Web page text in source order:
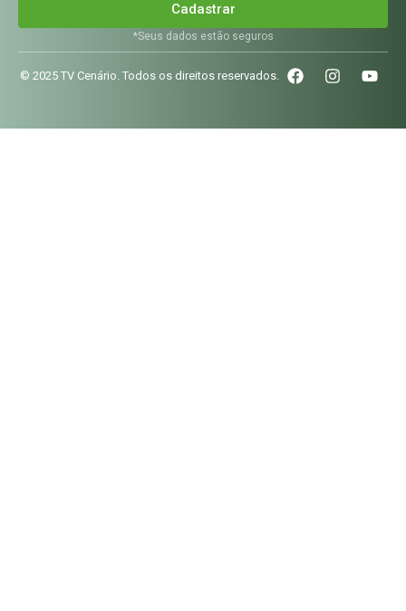
Cadastrar
*Seus dados estão seguros
© 2025 TV Cenário. Todos os direitos reservados.